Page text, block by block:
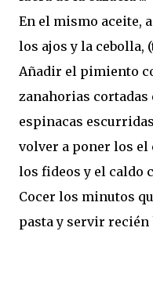
En el mismo aceite,
los ajos y la cebolla,
Añadir el pimiento
zanahorias cortadas
espinacas escurridas
volver a poner los el
los fideos y el caldo
Cocer los minutos
pasta y servir recién